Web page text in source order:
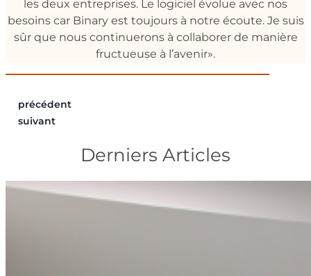
les deux entreprises. Le logiciel évolue avec nos
besoins car Binary est toujours à notre écoute. Je suis
sûr que nous continuerons à collaborer de manière
fructueuse à l’avenir».
précédent
suivant
Derniers Articles